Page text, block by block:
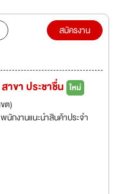
สมัครงาน
าขา ประชาชื่น ใหม่
ต)
พนักงานแนะนำสินค้าประจำ